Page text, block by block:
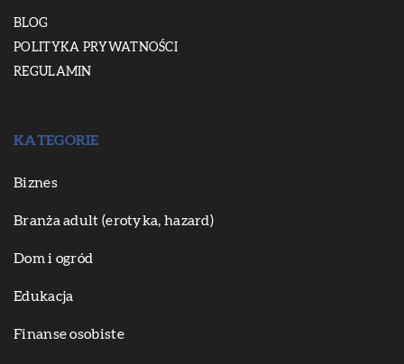
BLOG
POLITYKA PRYWATNOŚCI
REGULAMIN
KATEGORIE
Biznes
Branża adult (erotyka, hazard)
Dom i ogród
Edukacja
Finanse osobiste